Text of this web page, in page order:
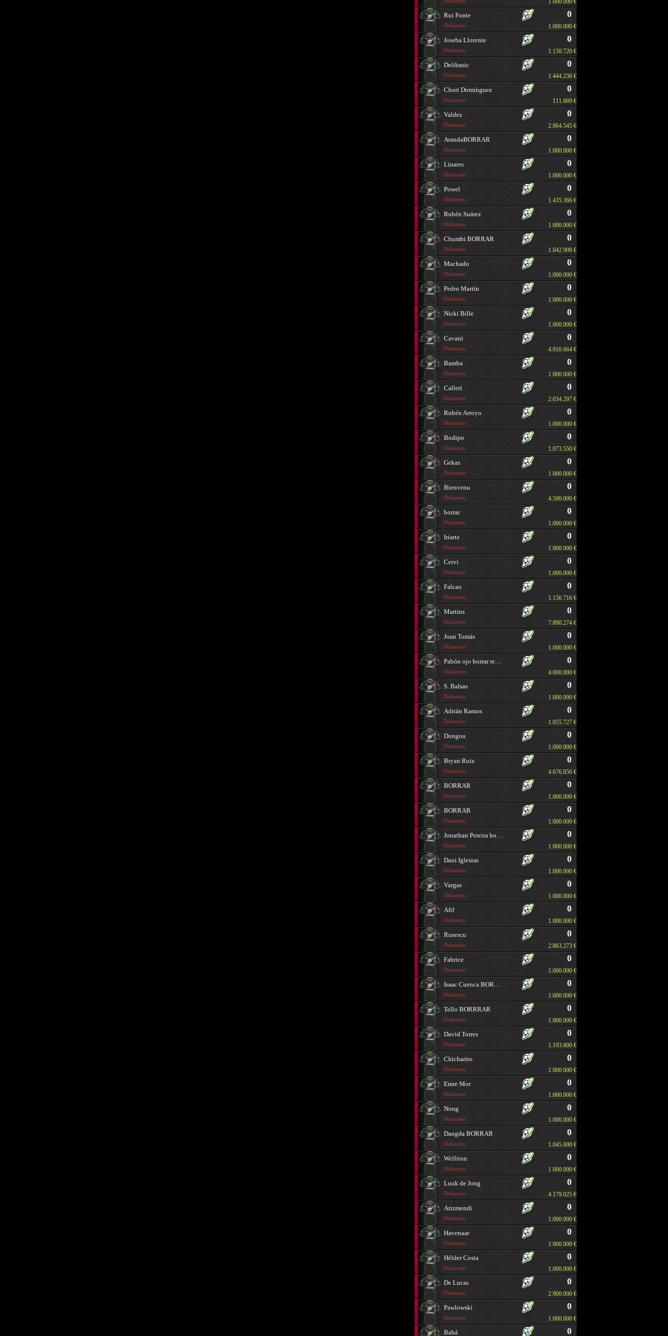
1.000.000 €
Rui Fonte
Delantero
0
1.000.000 €
Joseba Llorente
Delantero
0
1.150.720 €
Delibasic
Delantero
0
1.444.236 €
Chori Domínguez
Delantero
0
111.669 €
Valdez
Delantero
0
2.864.545 €
ArandaBORRAR
Delantero
0
1.000.000 €
Linares
Delantero
0
1.000.000 €
Powel
Delantero
0
1.435.366 €
Rubén Suárez
Delantero
0
1.000.000 €
Chumbi BORRAR
Delantero
0
1.042.908 €
Machado
Delantero
0
1.000.000 €
Pedro Martín
Delantero
0
1.000.000 €
Nicki Bille
Delantero
0
1.000.000 €
Cavani
Delantero
0
4.910.664 €
Bamba
Delantero
0
1.000.000 €
Calleri
Delantero
0
2.034.297 €
Rubén Arroyo
Delantero
0
1.000.000 €
Bodipo
Delantero
0
1.073.550 €
Gekas
Delantero
0
1.000.000 €
Bienvenu
Delantero
0
4.500.000 €
borrar
Delantero
0
1.000.000 €
Iriarte
Delantero
0
1.000.000 €
Cervi
Delantero
0
1.000.000 €
Falcao
Delantero
0
1.156.716 €
Martins
Delantero
0
7.890.274 €
Joan Tomás
Delantero
0
1.000.000 €
Pabón ojo borrar repetido
Delantero
0
4.000.000 €
S. Balsas
Delantero
0
1.000.000 €
Adrián Ramos
Delantero
0
1.055.727 €
Dongou
Delantero
0
1.000.000 €
Bryan Ruiz
Delantero
0
4.676.856 €
BORRAR
Delantero
0
1.000.000 €
BORRAR
Delantero
0
1.000.000 €
Jonathan Pereira borrar
Delantero
0
1.000.000 €
Dani Iglesias
Delantero
0
1.000.000 €
Vargas
Delantero
0
1.000.000 €
Afif
Delantero
0
1.000.000 €
Rusescu
Delantero
0
2.863.273 €
Fabrice
Delantero
0
1.000.000 €
Isaac Cuenca BORRAR
Delantero
0
1.000.000 €
Tello BORRRAR
Delantero
0
1.000.000 €
David Torres
Delantero
0
1.193.600 €
Chicharito
Delantero
0
1.000.000 €
Emre Mor
Delantero
0
1.000.000 €
Nong
Delantero
0
1.000.000 €
Dangda BORRAR
Delantero
0
1.045.000 €
Welliton
Delantero
0
1.000.000 €
Luuk de Jong
Delantero
0
4.179.025 €
Arizmendi
Delantero
0
1.000.000 €
Havenaar
Delantero
0
1.000.000 €
Hélder Costa
Delantero
0
1.000.000 €
De Lucas
Delantero
0
2.900.000 €
Pawlowski
Delantero
0
1.000.000 €
Babá 0